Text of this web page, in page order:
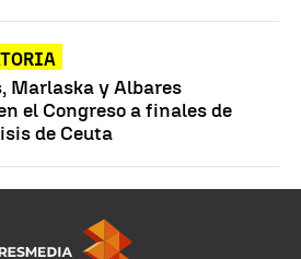
Marlaska y Albares
el Congreso a finales de
de Ceuta